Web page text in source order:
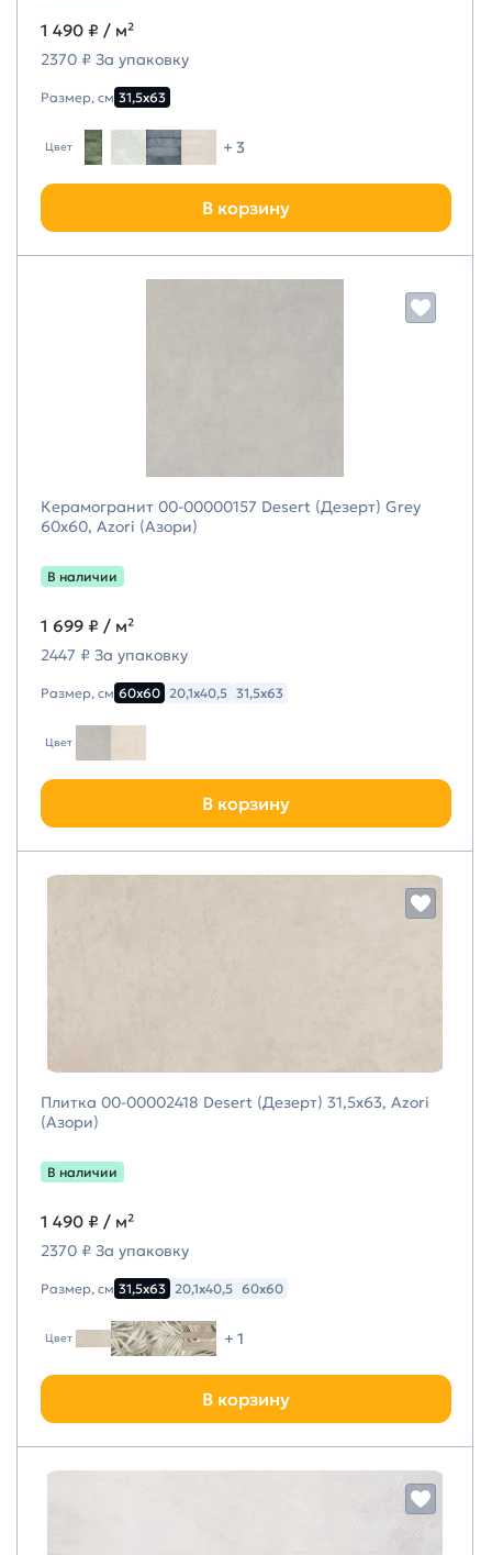
1 490 ₽ / м²
2370 ₽ За упаковку
Размер, см 31,5х63
Цвет + 3
В корзину
Керамогранит 00-00000157 Desert (Дезерт) Grey
60х60, Azori (Азори)
В наличии
1 699 ₽ / м²
2447 ₽ За упаковку
Размер, см 60х60 20,1х40,5 31,5х63
Цвет
В корзину
Плитка 00-00002418 Desert (Дезерт) 31,5х63, Azori
(Азори)
В наличии
1 490 ₽ / м²
2370 ₽ За упаковку
Размер, см 31,5х63 20,1х40,5 60х60
Цвет + 1
В корзину